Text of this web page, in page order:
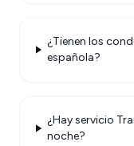
¿Tienen los
española?
¿Hay servicio
noche?